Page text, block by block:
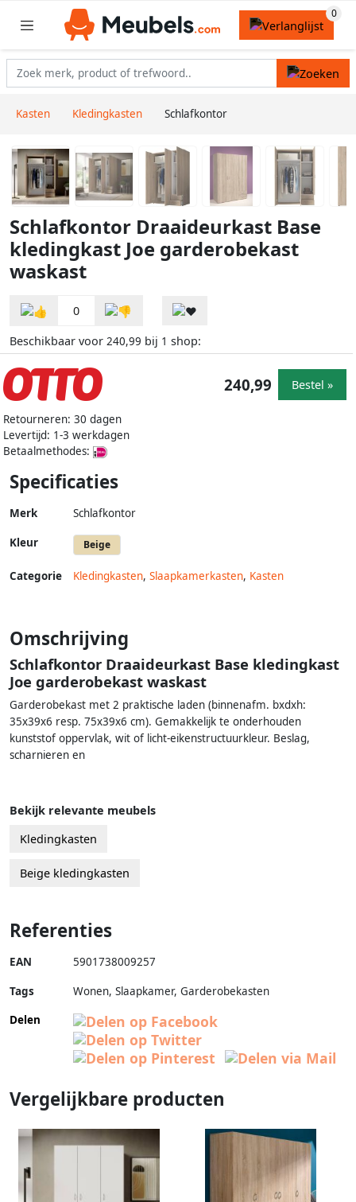
Kasten Kledingkasten Schlafkontor
Schlafkontor Draaideurkast Base
kledingkast Joe garderobekast
waskast
0
Beschikbaar voor 240,99 bij 1 shop:
Retourneren: 30 dagen
Levertijd: 1-3 werkdagen
Betaalmethodes:
240,99 Bestel »
Specificaties
Merk Schlafkontor
Kleur Beige
Categorie Kledingkasten, Slaapkamerkasten, Kasten
Omschrijving
Schlafkontor Draaideurkast Base kledingkast
Joe garderobekast waskast
Garderobekast met 2 praktische laden (binnenafm. bxdxh:
35x39x6 resp. 75x39x6 cm). Gemakkelijk te onderhouden
kunststof oppervlak, wit of licht-eikenstructuurkleur. Beslag,
scharnieren en
Bekijk relevante meubels
Kledingkasten
Beige kledingkasten
Referenties
EAN 5901738009257
Tags
Wonen, Slaapkamer, Garderobekasten
Delen
Vergelijkbare producten